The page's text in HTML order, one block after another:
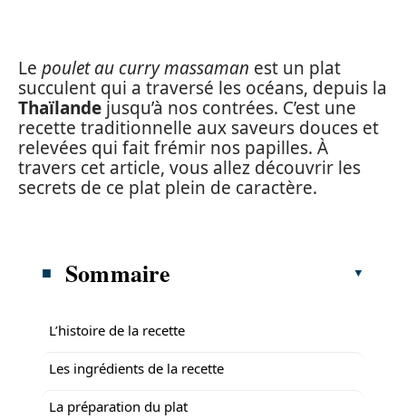
Le poulet au curry massaman est un plat
succulent qui a traversé les océans, depuis la
Thaïlande jusqu’à nos contrées. C’est une
recette traditionnelle aux saveurs douces et
relevées qui fait frémir nos papilles. À
travers cet article, vous allez découvrir les
secrets de ce plat plein de caractère.
Sommaire
L’histoire de la recette
Les ingrédients de la recette
La préparation du plat